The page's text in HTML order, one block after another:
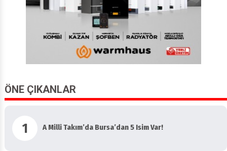
ÖNE ÇIKANLAR
1 A Milli Takım’da Bursa’dan 5 Isim Var!